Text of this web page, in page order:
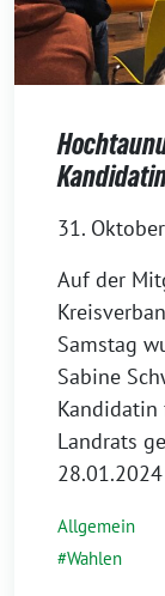
31.
Auf der
Samstag
Sabine
Landrats
Allgemein
Wahlen